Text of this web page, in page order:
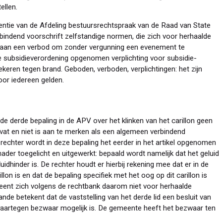
van de Afdeling bestuursrechtspraak van de Raad van State
voorschrift zelfstandige normen, die zich voor herhaalde
een verbod om zonder vergunning een evenement te
opgenomen verplichting voor subsidie-
tegen brand. Geboden, verboden, verplichtingen: het zijn
iedereen gelden.
derde bepaling in de APV over het klinken van het carillon geen
en niet is aan te merken als een algemeen verbindend
wordt in deze bepaling het eerder in het artikel opgenomen
toegelicht en uitgewerkt: bepaald wordt namelijk dat het geluid
is. De rechter houdt er hierbij rekening mee dat er in de
is en dat de bepaling specifiek met het oog op dit carillon is
zich volgens de rechtbank daarom niet voor herhaalde
betekent dat de vaststelling van het derde lid een besluit van
bezwaar mogelijk is. De gemeente heeft het bezwaar ten